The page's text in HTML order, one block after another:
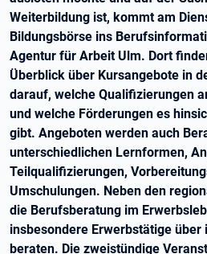
Weiterbildung ist, kommt am
Bildungsbörse ins
Agentur für Arbeit Ulm. Dort
Überblick über Kursangebote in
darauf, welche Qualifizierungen
und welche Förderungen es
gibt. Angeboten werden auch
unterschiedlichen Lernformen,
Teilqualifizierungen,
Umschulungen. Neben den
die Berufsberatung im
insbesondere Erwerbstätige
beraten. Die zweistündige